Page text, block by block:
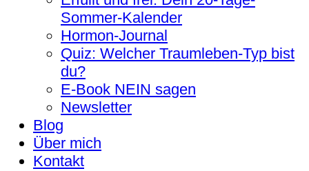
Sommer-Kalender
Hormon-Journal
Quiz: Welcher Traumleben-Typ bist
du?
E-Book NEIN sagen
Newsletter
Blog
Über mich
Kontakt